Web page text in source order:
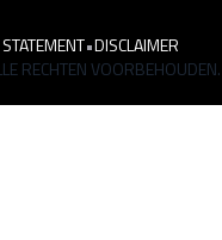
•DISCLAIMER
RECHTEN VOORBEHOUDEN.